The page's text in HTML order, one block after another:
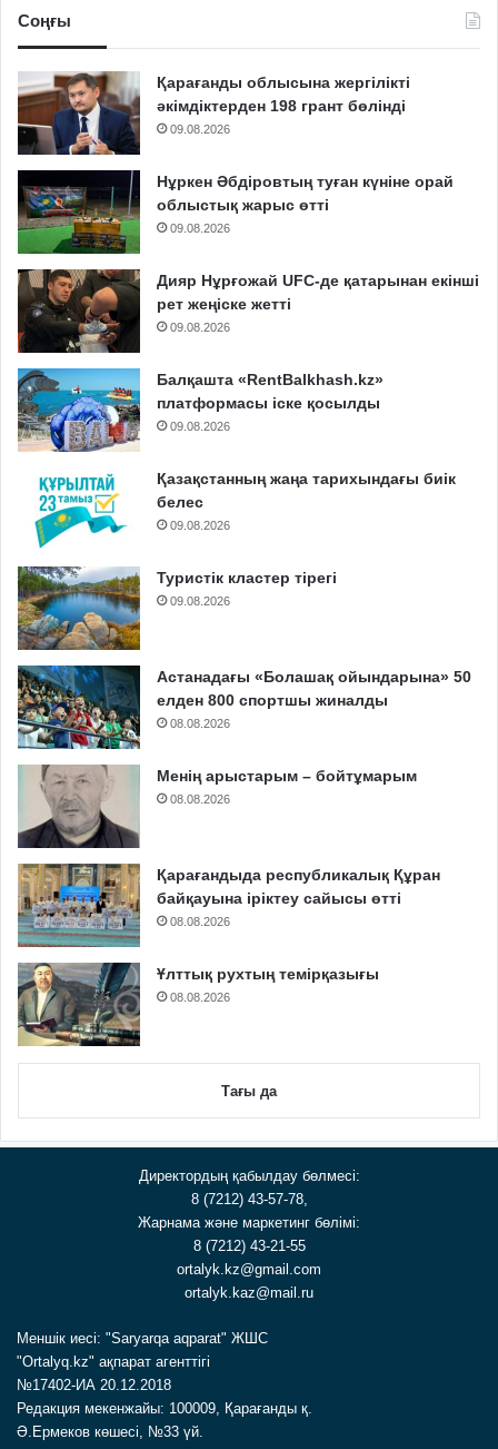
Соңғы
Қарағанды облысына жергілікті
әкімдіктерден 198 грант бөлінді
09.08.2026
Нұркен Әбдіровтың туған күніне орай
облыстық жарыс өтті
09.08.2026
Дияр Нұрғожай UFC-де қатарынан екінші
рет жеңіске жетті
09.08.2026
Балқашта «RentBalkhash.kz»
платформасы іске қосылды
09.08.2026
Қазақстанның жаңа тарихындағы биік
белес
09.08.2026
Туристік кластер тірегі
09.08.2026
Астанадағы «Болашақ ойындарына» 50
елден 800 спортшы жиналды
08.08.2026
Менің арыстарым – бойтұмарым
08.08.2026
Қарағандыда республикалық Құран
байқауына іріктеу сайысы өтті
08.08.2026
Ұлттық рухтың темірқазығы
08.08.2026
Тағы да
Директордың қабылдау бөлмесі:
8 (7212) 43-57-78,
Жарнама және маркетинг бөлімі:
8 (7212) 43-21-55
ortalyk.kz@gmail.com
ortalyk.kaz@mail.ru
Меншік иесі: "Saryarqa aqparat" ЖШС
"Ortalyq.kz" ақпарат агенттігі
№17402-ИА 20.12.2018
Редакция мекенжайы: 100009, Қарағанды қ.
Ә.Ермеков көшесі, №33 үй.